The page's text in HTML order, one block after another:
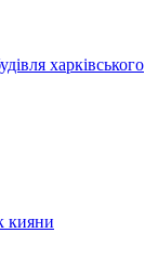
харківського
кияни